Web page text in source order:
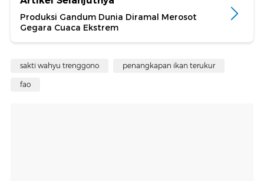
Produksi Gandum Dunia Diramal Merosot
Gegara Cuaca Ekstrem
sakti wahyu trenggono penangkapan ikan terukur
fao